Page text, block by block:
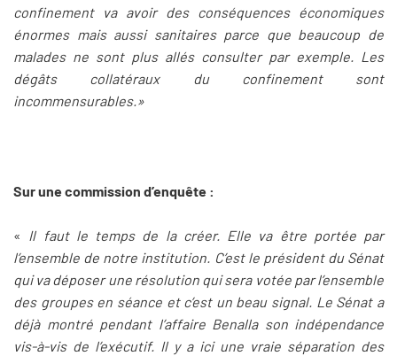
confinement va avoir des conséquences économiques
énormes mais aussi sanitaires parce que beaucoup de
malades ne sont plus allés consulter par exemple. Les
dégâts collatéraux du confinement sont
incommensurables.»
Sur une commission d’enquête :
« Il faut le temps de la créer. Elle va être portée par
l’ensemble de notre institution. C’est le président du Sénat
qui va déposer une résolution qui sera votée par l’ensemble
des groupes en séance et c’est un beau signal. Le Sénat a
déjà montré pendant l’affaire Benalla son indépendance
vis-à-vis de l’exécutif. Il y a ici une vraie séparation des